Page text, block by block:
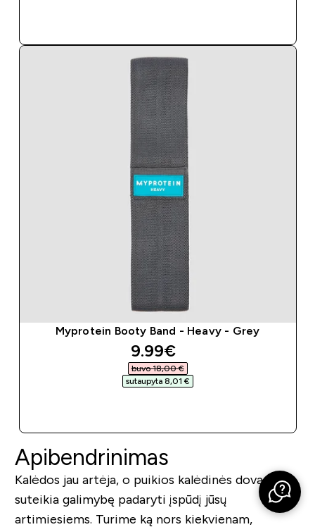
Myprotein Booty Band - Heavy - Grey
discounted price
9.99€‎
buvo 18,00 €‎
sutaupyta 8,01 €‎
Apibendrinimas
Kalėdos jau artėja, o puikios kalėdinės dovanos
suteikia galimybę padaryti įspūdį jūsų
artimiesiems. Turime ką nors kiekvienam,